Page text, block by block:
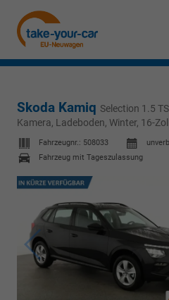
Skoda Kamiq Selection 1.5
Kamera, Ladeboden, Winter, 16-Zoll
Fahrzeugnr.: 508033
Fahrzeug mit Tageszulassung